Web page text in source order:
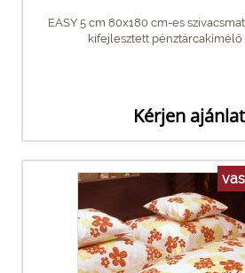
EASY 5 cm 80x180 cm-es
kifejlesztett pénztárcakímélő
Kérjen